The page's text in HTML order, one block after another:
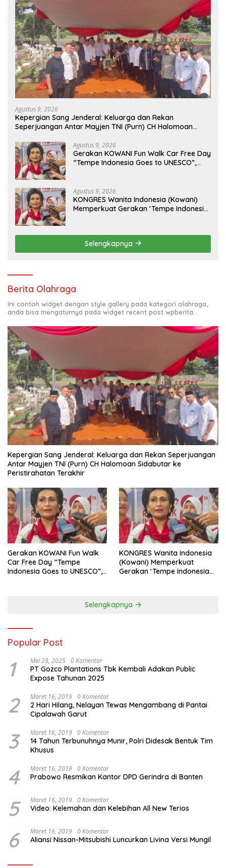
Agustus 9, 2026
Kepergian Sang Jenderal: Keluarga dan Rekan
Seperjuangan Antar Mayjen TNI (Purn) CH Halomoan
Agustus 9, 2026
Gerakan KOWANI Fun Walk Car Free Day
“Tempe Indonesia Goes to UNESCO”,
Agustus 9, 2026
KONGRES Wanita Indonesia (Kowani)
Memperkuat Gerakan ‘Tempe Indonesia
Selengkapnya
Berita Olahraga
Ini contoh widget dengan style gallery pada kategori olahraga,
anda bisa mengaturnya pada widget recent post wpberita.
Kepergian Sang Jenderal: Keluarga dan Rekan Seperjuangan
Antar Mayjen TNI (Purn) CH Halomoan Sidabutar ke
Peristirahatan Terakhir
Gerakan KOWANI Fun Walk
Car Free Day “Tempe
Indonesia Goes to UNESCO”,
KONGRES Wanita Indonesia
(Kowani) Memperkuat
Gerakan ‘Tempe Indonesia
Selengkapnya
Popular Post
1 Mei 28, 2025 0 Komentar
PT Gozco Plantations Tbk Kembali Adakan Public
Expose Tahunan 2025
2 Maret 16, 2019 0 Komentar
2 Hari Hilang, Nelayan Tewas Mengambang di Pantai
Cipalawah Garut
3 Maret 16, 2019 0 Komentar
14 Tahun Terbunuhnya Munir, Polri Didesak Bentuk Tim
Khusus
4 Maret 16, 2019 0 Komentar
Prabowo Resmikan Kantor DPD Gerindra di Banten
5 Maret 16, 2019 0 Komentar
Video: Kelemahan dan Kelebihan All New Terios
6 Maret 16, 2019 0 Komentar
Aliansi Nissan-Mitsubishi Luncurkan Livina Versi Mungil